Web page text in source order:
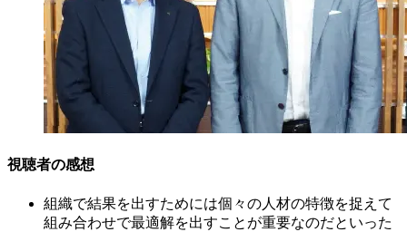
視聴者の感想
組織で結果を出すためには個々の人材の特徴を捉えて
組み合わせで最適解を出すことが重要なのだといった